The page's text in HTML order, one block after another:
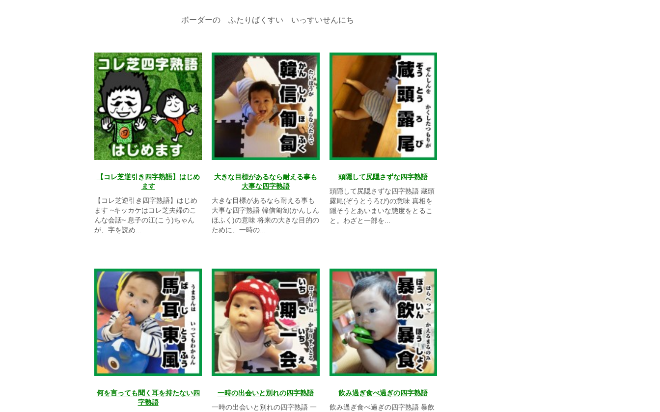
ボーダーの ふたりばくすい いっすいせんにち
【コレ芝逆引き四字熟語】はじめ
ます
【コレ芝逆引き四字熟語】はじめ
ます ~キッカケはコレ芝夫婦のこ
んな会話~ 息子の江(こう)ちゃん
が、字を読め...
大きな目標があるなら耐える事も
大事な四字熟語
大きな目標があるなら耐える事も
大事な四字熟語 韓信匍匐(かんしん
ほふく)の意味 将来の大きな目的の
ために、一時の...
頭隠して尻隠さずな四字熟語
頭隠して尻隠さずな四字熟語 蔵頭
露尾(ぞうとうろび)の意味 真相を
隠そうとあいまいな態度をとるこ
と。わざと一部を...
何を言っても聞く耳を持たない四
字熟語
一時の出会いと別れの四字熟語
一時の出会いと別れの四字熟語 一
飲み過ぎ食べ過ぎの四字熟語
飲み過ぎ食べ過ぎの四字熟語 暴飲